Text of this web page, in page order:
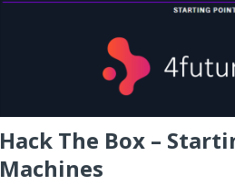
Hack The Box –
Machines